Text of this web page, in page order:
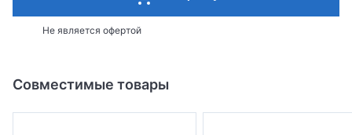
Не является офертой
Совместимые товары